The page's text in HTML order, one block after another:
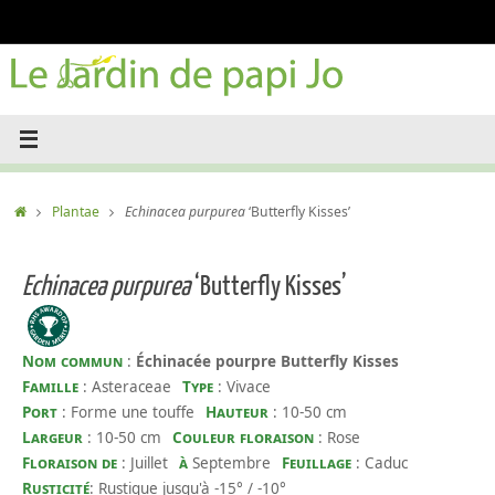
contenu
AccueilPlantae Echinacea purpurea‘Butterfly Kisses’
Echinacea purpurea‘Butterfly Kisses’
Nom commun : Échinacée pourpre Butterfly Kisses
Famille : Asteraceae Type : Vivace
Port : Forme une touffe Hauteur : 10-50 cm
Largeur : 10-50 cm Couleur floraison : Rose
Floraison de : Juillet à Septembre Feuillage : Caduc
Rusticité: Rustique jusqu'à -15° / -10°